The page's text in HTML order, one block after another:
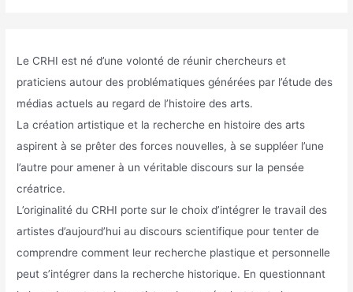
Le CRHI est né d’une volonté de réunir chercheurs et
praticiens autour des problématiques générées par l’étude des
médias actuels au regard de l’histoire des arts.
La création artistique et la recherche en histoire des arts
aspirent à se prêter des forces nouvelles, à se suppléer l’une
l’autre pour amener à un véritable discours sur la pensée
créatrice.
L’originalité du CRHI porte sur le choix d’intégrer le travail des
artistes d’aujourd’hui au discours scientifique pour tenter de
comprendre comment leur recherche plastique et personnelle
peut s’intégrer dans la recherche historique. En questionnant